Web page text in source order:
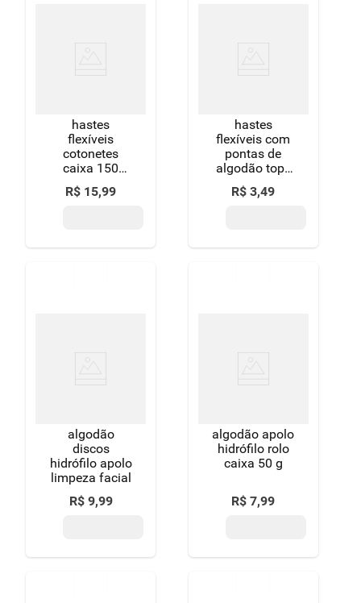
hastes
flexíveis
cotonetes
caixa 150
unidades
embalagem
R$ 15,99
hastes
flexíveis com
pontas de
algodão topz
caixa 75
unidades
R$ 3,49
algodão
discos
hidrófilo apolo
limpeza facial
R$ 9,99
algodão apolo
hidrófilo rolo
caixa 50 g
R$ 7,99
detergente